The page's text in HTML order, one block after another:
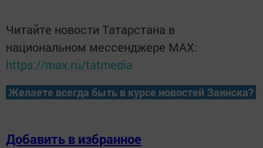
Читайте новости Татарстана в
национальном мессенджере MАХ:
https://max.ru/tatmedia
Желаете всегда быть в курсе новостей Заинска?
Добавить в избранное